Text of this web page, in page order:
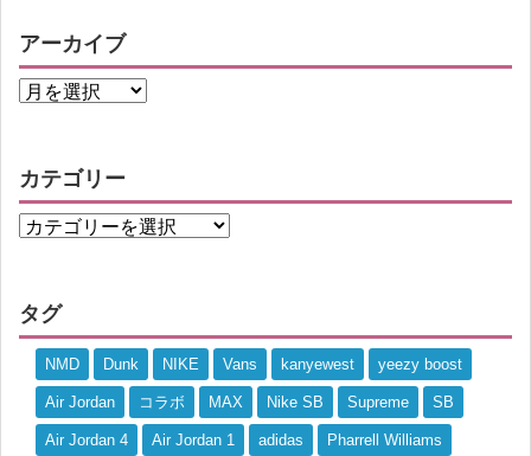
アーカイブ
カテゴリー
タグ
NMD Dunk NIKE Vans kanyewest yeezy boost
Air Jordan コラボ MAX Nike SB Supreme SB
Air Jordan 4 Air Jordan 1 adidas Pharrell Williams